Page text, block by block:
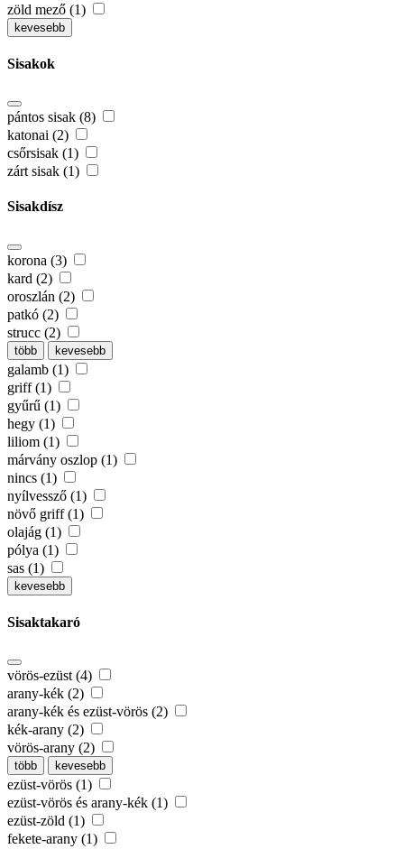
zöld mező (1)
kevesebb
Sisakok
pántos sisak (8)
katonai (2)
csőrsisak (1)
zárt sisak (1)
Sisakdísz
korona (3)
kard (2)
oroszlán (2)
patkó (2)
strucc (2)
több kevesebb
galamb (1)
griff (1)
gyűrű (1)
hegy (1)
liliom (1)
márvány oszlop (1)
nincs (1)
nyílvessző (1)
növő griff (1)
olajág (1)
pólya (1)
sas (1)
kevesebb
Sisaktakaró
vörös-ezüst (4)
arany-kék (2)
arany-kék és ezüst-vörös (2)
kék-arany (2)
vörös-arany (2)
több kevesebb
ezüst-vörös (1)
ezüst-vörös és arany-kék (1)
ezüst-zöld (1)
fekete-arany (1)